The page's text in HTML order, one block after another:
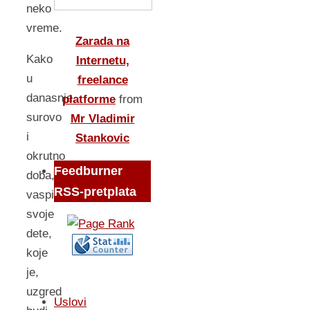
neko
vreme.
Kako
u
danasnje,
surovo
i
okrutno
doba,
vaspitavati
svoje
dete,
koje
je,
uzgred
Zarada na
Internetu,
freelance
platforme from
Mr Vladimir
Stankovic
Feedburner
RSS-pretplata
Uslovi